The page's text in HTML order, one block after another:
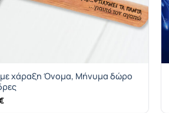
χάραξη Όνομα, Μήνυμα δώρο